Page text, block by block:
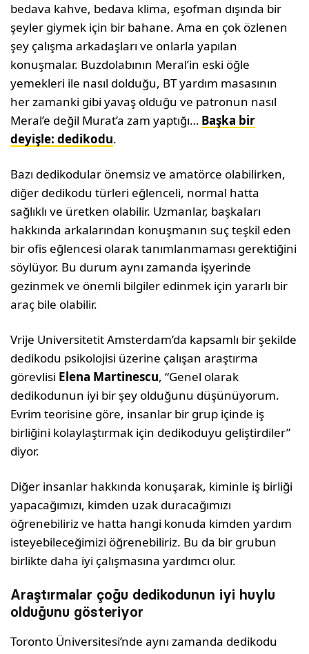
bedava kahve, bedava klima, eşofman dışında bir
şeyler giymek için bir bahane. Ama en çok özlenen
şey çalışma arkadaşları ve onlarla yapılan
konuşmalar. Buzdolabının Meral’in eski öğle
yemekleri ile nasıl dolduğu, BT yardım masasının
her zamanki gibi yavaş olduğu ve patronun nasıl
Meral’e değil Murat’a zam yaptığı… Başka bir
deyişle: dedikodu.
Bazı dedikodular önemsiz ve amatörce olabilirken,
diğer dedikodu türleri eğlenceli, normal hatta
sağlıklı ve üretken olabilir. Uzmanlar, başkaları
hakkında arkalarından konuşmanın suç teşkil eden
bir ofis eğlencesi olarak tanımlanmaması gerektiğini
söylüyor. Bu durum aynı zamanda işyerinde
gezinmek ve önemli bilgiler edinmek için yararlı bir
araç bile olabilir.
Vrije Universitetit Amsterdam’da kapsamlı bir şekilde
dedikodu psikolojisi üzerine çalışan araştırma
görevlisi Elena Martinescu, “Genel olarak
dedikodunun iyi bir şey olduğunu düşünüyorum.
Evrim teorisine göre, insanlar bir grup içinde iş
birliğini kolaylaştırmak için dedikoduyu geliştirdiler”
diyor.
Diğer insanlar hakkında konuşarak, kiminle iş birliği
yapacağımızı, kimden uzak duracağımızı
öğrenebiliriz ve hatta hangi konuda kimden yardım
isteyebileceğimizi öğrenebiliriz. Bu da bir grubun
birlikte daha iyi çalışmasına yardımcı olur.
Araştırmalar çoğu dedikodunun iyi huylu
olduğunu gösteriyor
Toronto Üniversitesi’nde aynı zamanda dedikodu